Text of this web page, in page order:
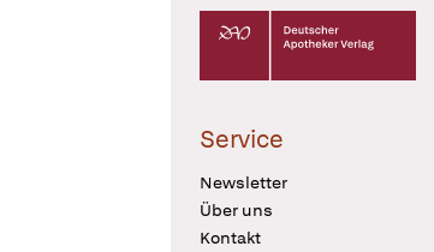
Deutscher Apotheker
Service
Newsletter
Über uns
Kontakt